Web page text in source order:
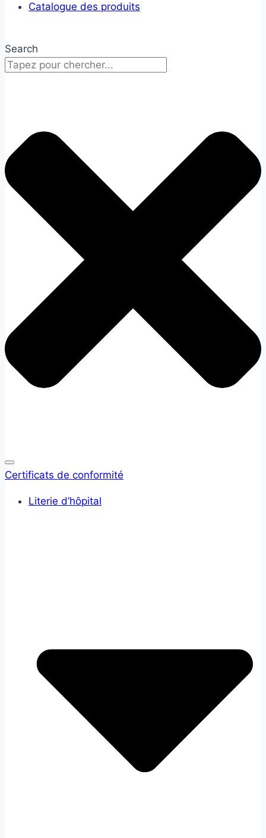
Catalogue des produits
Search
Certificats de conformité
Literie d’hôpital